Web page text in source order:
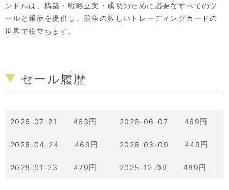
ンドルは、構築・戦略立案・成功のために必要なすべてのツ
ールと報酬を提供し、競争の激しいトレーディングカードの
世界で役立ちます。
セール履歴
2026-07-21 463円 2026-06-07 469円
2026-04-24 469円 2026-03-09 449円
2026-01-23 479円 2025-12-09 469円